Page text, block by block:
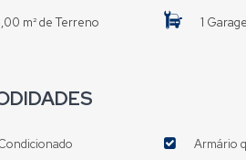
m² de Terreno 1
Armário